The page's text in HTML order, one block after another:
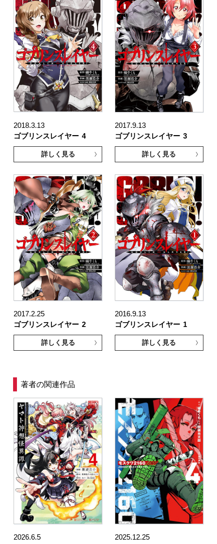
2018.3.13
ゴブリンスレイヤー 4
詳しく見る
2017.9.13
ゴブリンスレイヤー 3
詳しく見る
2017.2.25
ゴブリンスレイヤー 2
詳しく見る
2016.9.13
ゴブリンスレイヤー 1
詳しく見る
著者の関連作品
2026.6.5
2025.12.25